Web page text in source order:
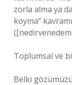
zorla alma ya
koyma”
Toplumsal ve
Belki